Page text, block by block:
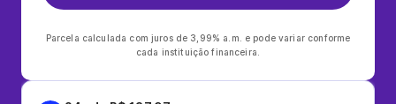
Parcela calculada com juros de 3,99% a.m. e pode variar conforme
cada instituição financeira.